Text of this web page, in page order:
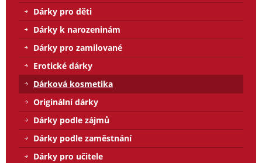
Dárky pro děti
Dárky k narozeninám
Dárky pro zamilované
Erotické dárky
Dárková kosmetika
Originální dárky
Dárky podle zájmů
Dárky podle zaměstnání
Dárky pro učitele